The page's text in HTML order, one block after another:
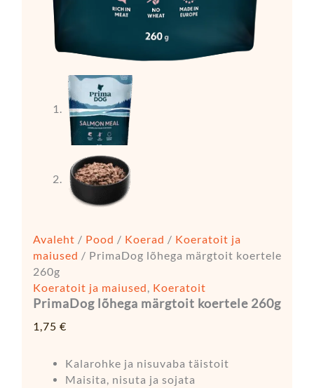
Avaleht / Pood / Koerad / Koeratoit ja
maiused / PrimaDog lõhega märgtoit koertele
260g
Koeratoit ja maiused, Koeratoit
PrimaDog lõhega märgtoit koertele 260g
1,75 €
Kalarohke ja nisuvaba täistoit
Maisita, nisuta ja sojata